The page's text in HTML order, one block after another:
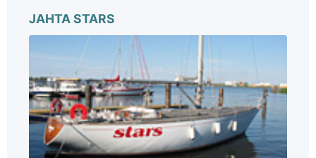
JAHTA STARS